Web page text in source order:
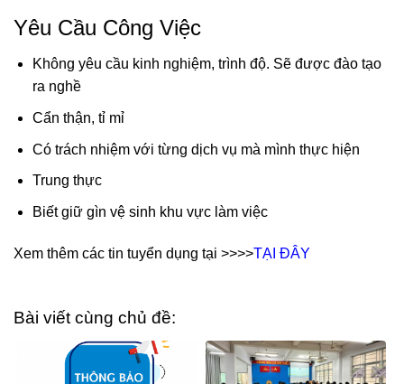
Yêu Cầu Công Việc
Không yêu cầu kinh nghiệm, trình độ. Sẽ được đào tạo
ra nghề
Cẩn thận, tỉ mỉ
Có trách nhiệm với từng dịch vụ mà mình thực hiện
Trung thực
Biết giữ gìn vệ sinh khu vực làm việc
Xem thêm các tin tuyển dụng tại >>>>TẠI ĐÂY
Bài viết cùng chủ đề: